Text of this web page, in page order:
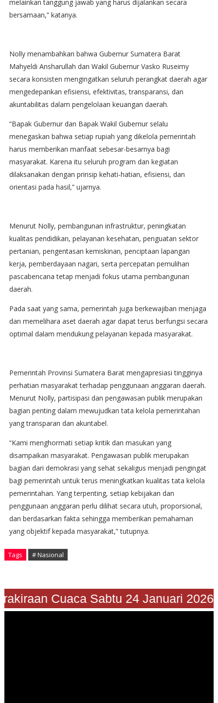
melainkan tanggung jawab yang harus dijalankan secara
bersamaan,” katanya.
Nolly menambahkan bahwa Gubernur Sumatera Barat
Mahyeldi Ansharullah dan Wakil Gubernur Vasko Ruseimy
secara konsisten mengingatkan seluruh perangkat daerah agar
mengedepankan efisiensi, efektivitas, transparansi, dan
akuntabilitas dalam pengelolaan keuangan daerah.
“Bapak Gubernur dan Bapak Wakil Gubernur selalu
menegaskan bahwa setiap rupiah yang dikelola pemerintah
harus memberikan manfaat sebesar-besarnya bagi
masyarakat. Karena itu seluruh program dan kegiatan
dilaksanakan dengan prinsip kehati-hatian, efisiensi, dan
orientasi pada hasil,” ujarnya.
Menurut Nolly, pembangunan infrastruktur, peningkatan
kualitas pendidikan, pelayanan kesehatan, penguatan sektor
pertanian, pengentasan kemiskinan, penciptaan lapangan
kerja, pemberdayaan nagari, serta percepatan pemulihan
pascabencana tetap menjadi fokus utama pembangunan
daerah.
Pada saat yang sama, pemerintah juga berkewajiban menjaga
dan memelihara aset daerah agar dapat terus berfungsi secara
optimal dalam mendukung pelayanan kepada masyarakat.
Pemerintah Provinsi Sumatera Barat mengapresiasi tingginya
perhatian masyarakat terhadap penggunaan anggaran daerah.
Menurut Nolly, partisipasi dan pengawasan publik merupakan
bagian penting dalam mewujudkan tata kelola pemerintahan
yang transparan dan akuntabel.
“Kami menghormati setiap kritik dan masukan yang
disampaikan masyarakat. Pengawasan publik merupakan
bagian dari demokrasi yang sehat sekaligus menjadi pengingat
bagi pemerintah untuk terus meningkatkan kualitas tata kelola
pemerintahan. Yang terpenting, setiap kebijakan dan
penggunaan anggaran perlu dilihat secara utuh, proporsional,
dan berdasarkan fakta sehingga memberikan pemahaman
yang objektif kepada masyarakat,” tutupnya.
Tags # Nasional
Cuaca Sabtu 24 Januari